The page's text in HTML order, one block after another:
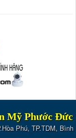
Mỹ Phước Đức
Phú, TP.TDM, Bình